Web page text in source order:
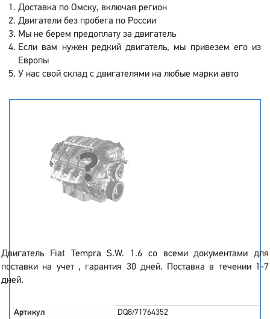
Доставка по Омску, включая регион
Двигатели без пробега по России
Мы не берем предоплату за двигатель
Если вам нужен редкий двигатель, мы привезем его из
Европы
У нас свой склад с двигателями на любые марки авто
Двигатель Fiat Tempra S.W. 1.6 со всеми документами для
поставки на учет , гарантия 30 дней. Поставка в течении 1-7
дней.
Артикул DQ8/71764352